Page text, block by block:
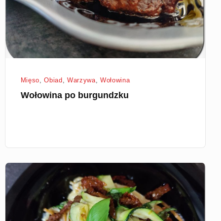
Mięso,Obiad ,Warzywa,Wołowina
Wołowina po burgundzku
Spaghetti
z
serem
pleśniowym,